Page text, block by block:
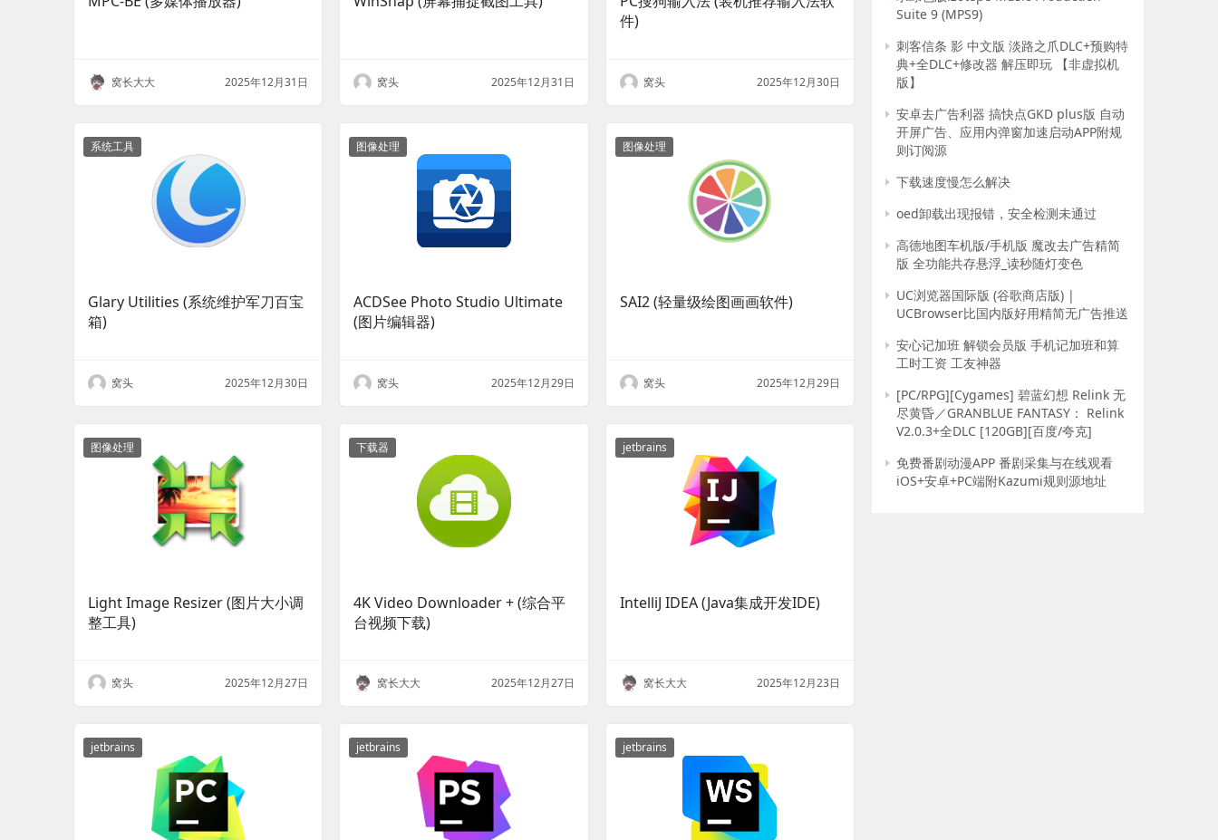
窝长大大 2025年12月31日 窝头 2025年12月31日
件)
窝头 2025年12月30日
系统工具
Glary Utilities (系统维护军刀百宝
箱)
窝头 2025年12月30日
图像处理
ACDSee Photo Studio Ultimate
(图片编辑器)
窝头 2025年12月29日
图像处理
SAI2 (轻量级绘图画画软件)
窝头 2025年12月29日
图像处理
Light Image Resizer (图片大小调
整工具)
窝头 2025年12月27日
下载器
4K Video Downloader + (综合平
台视频下载)
窝长大大 2025年12月27日
jetbrains
IntelliJ IDEA (Java集成开发IDE)
窝长大大 2025年12月23日
jetbrains jetbrains jetbrains
Suite 9 (MPS9)
刺客信条 影 中文版 淡路之爪DLC+预购特
典+全DLC+修改器 解压即玩 【非虚拟机
版】
安卓去广告利器 搞快点GKD plus版 自动
开屏广告、应用内弹窗加速启动APP附规
则订阅源
下载速度慢怎么解决
oed卸载出现报错，安全检测未通过
高德地图车机版/手机版 魔改去广告精简
版 全功能共存悬浮_读秒随灯变色
UC浏览器国际版 (谷歌商店版) |
UCBrowser比国内版好用精简无广告推送
安心记加班 解锁会员版 手机记加班和算
工时工资 工友神器
[PC/RPG][Cygames] 碧蓝幻想 Relink 无
尽黄昏／GRANBLUE FANTASY： Relink
V2.0.3+全DLC [120GB][百度/夸克]
免费番剧动漫APP 番剧采集与在线观看
iOS+安卓+PC端附Kazumi规则源地址